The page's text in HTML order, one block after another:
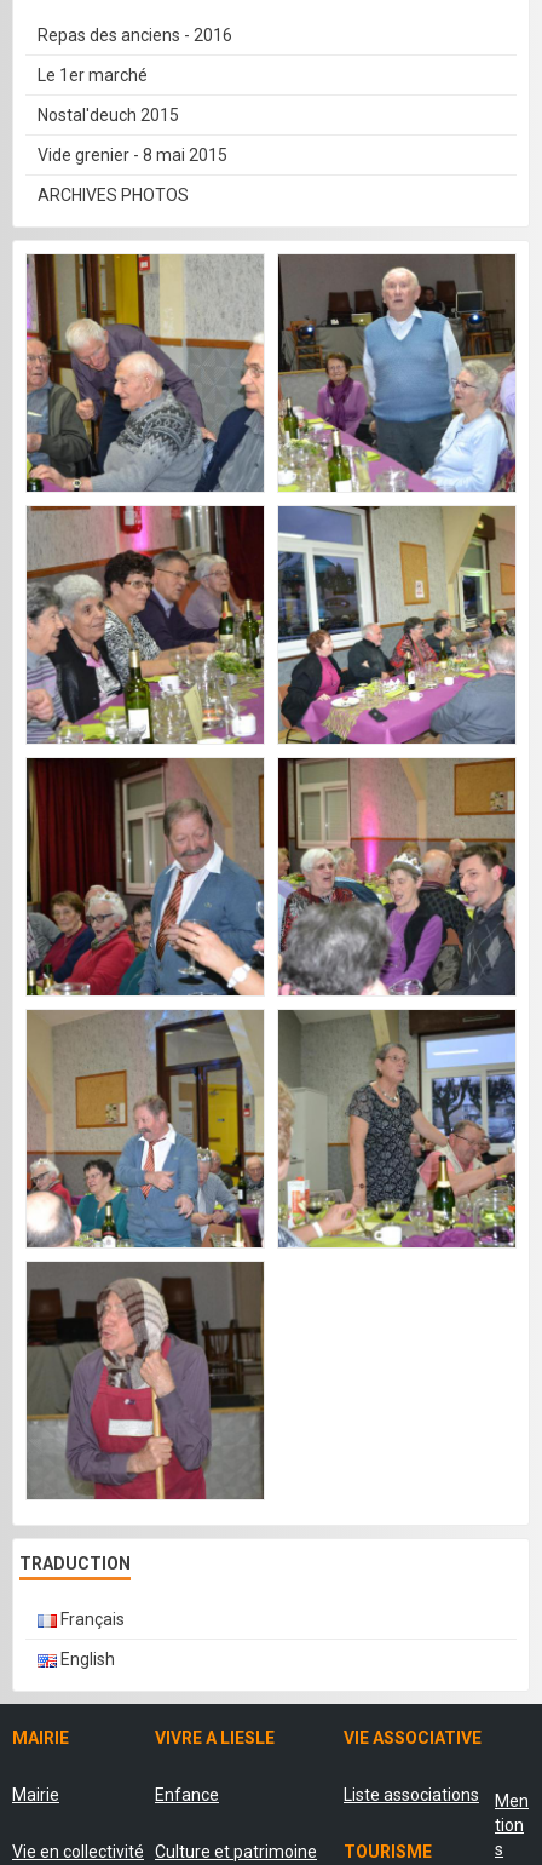
Repas des anciens - 2016
Le 1er marché
Nostal'deuch 2015
Vide grenier - 8 mai 2015
ARCHIVES PHOTOS
TRADUCTION
Français
English
MAIRIE VIVRE A LIESLE VIE ASSOCIATIVE
Mairie Enfance Liste associations
Vie en collectivité Culture et patrimoine TOURISME
Men
tion
s